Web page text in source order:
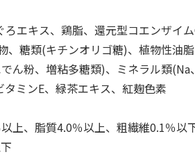
ろエキス、鶏脂、還元型コエンザイ
糖類(キチンオリゴ糖)、植物性油脂
ん粉、増粘多糖類)、ミネラル類(Na、
ミンE、緑茶エキス、紅麹色素
上、脂質4.0％以上、粗繊維0.1％以下